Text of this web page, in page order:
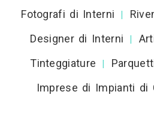
Fotografi di Interni |
Designer di Interni |
Tinteggiature
|
Imprese di Impianti di